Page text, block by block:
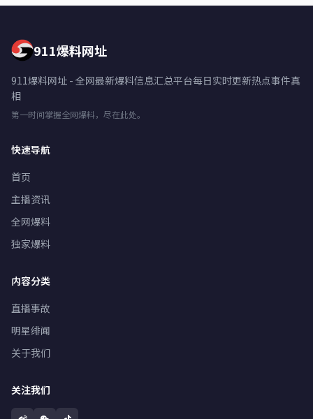
911爆料网址
911爆料网址 - 全网最新爆料信息汇总平台每日实时更新热点事件真
相
第一时间掌握全网爆料，尽在此处。
快速导航
首页
主播资讯
全网爆料
独家爆料
内容分类
直播事故
明星绯闻
关于我们
关注我们